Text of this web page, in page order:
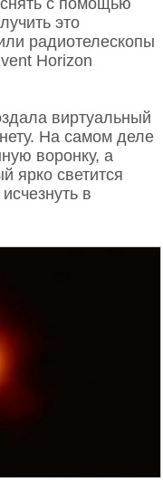
с помощью
это
радиотелескопы
Horizon
виртуальный
На самом деле
воронку, а
ярко светится
в